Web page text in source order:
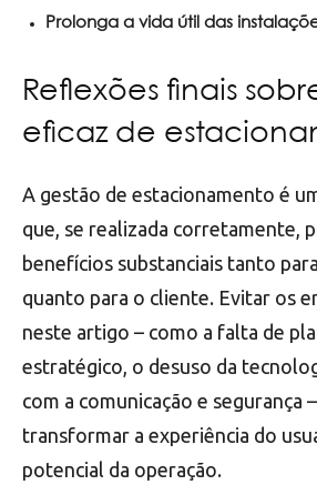
Prolonga a vida útil das
Reflexões finais
eficaz de
A gestão de estacionamento é
que, se realizada corretamente,
benefícios substanciais tanto
quanto para o cliente. Evitar os
neste artigo – como a falta de
estratégico, o desuso da
com a comunicação e segurança
transformar a experiência do
potencial da operação.